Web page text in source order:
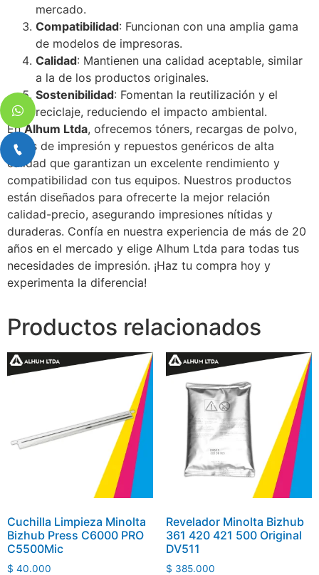
mercado.
Compatibilidad: Funcionan con una amplia gama
de modelos de impresoras.
Calidad: Mantienen una calidad aceptable, similar
a la de los productos originales.
Sostenibilidad: Fomentan la reutilización y el
reciclaje, reduciendo el impacto ambiental.
EnAlhum Ltda, ofrecemos tóners, recargas de polvo,
tintas de impresión y repuestos genéricos de alta
calidad que garantizan un excelente rendimiento y
compatibilidad con tus equipos. Nuestros productos
están diseñados para ofrecerte la mejor relación
calidad-precio, asegurando impresiones nítidas y
duraderas. Confía en nuestra experiencia de más de 20
años en el mercado y elige Alhum Ltda para todas tus
necesidades de impresión. ¡Haz tu compra hoy y
experimenta la diferencia!
Productos relacionados
Cuchilla Limpieza Minolta
Bizhub Press C6000 PRO
C5500Mic
$ 40.000
Revelador Minolta Bizhub
361 420 421 500 Original
DV511
$ 385.000